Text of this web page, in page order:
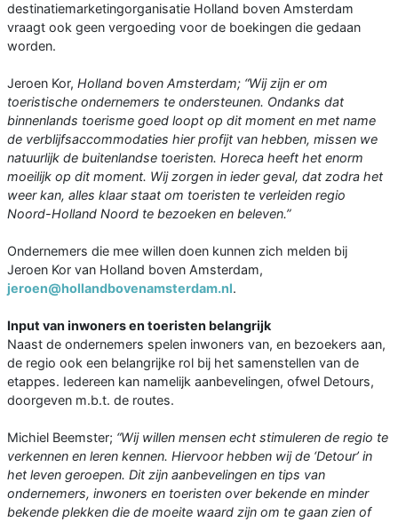
destinatiemarketingorganisatie Holland boven Amsterdam
vraagt ook geen vergoeding voor de boekingen die gedaan
worden.
Jeroen Kor, Holland boven Amsterdam; “Wij zijn er om
toeristische ondernemers te ondersteunen. Ondanks dat
binnenlands toerisme goed loopt op dit moment en met name
de verblijfsaccommodaties hier profijt van hebben, missen we
natuurlijk de buitenlandse toeristen. Horeca heeft het enorm
moeilijk op dit moment. Wij zorgen in ieder geval, dat zodra het
weer kan, alles klaar staat om toeristen te verleiden regio
Noord-Holland Noord te bezoeken en beleven.”
Ondernemers die mee willen doen kunnen zich melden bij
Jeroen Kor van Holland boven Amsterdam,
jeroen@hollandbovenamsterdam.nl.
Input van inwoners en toeristen belangrijk
Naast de ondernemers spelen inwoners van, en bezoekers aan,
de regio ook een belangrijke rol bij het samenstellen van de
etappes. Iedereen kan namelijk aanbevelingen, ofwel Detours,
doorgeven m.b.t. de routes.
Michiel Beemster; “Wij willen mensen echt stimuleren de regio te
verkennen en leren kennen. Hiervoor hebben wij de ‘Detour’ in
het leven geroepen. Dit zijn aanbevelingen en tips van
ondernemers, inwoners en toeristen over bekende en minder
bekende plekken die de moeite waard zijn om te gaan zien of